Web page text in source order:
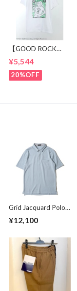
【GOOD ROCK
SPEED】 GREEN
DAY “Kerplunk!”
Front & Back
Graphic T-Shirt
¥5,544
20%OFF
Grid Jacquard Polo
Shirts Sax
¥12,100